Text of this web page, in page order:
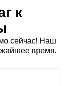
к
сейчас! Наш
время.